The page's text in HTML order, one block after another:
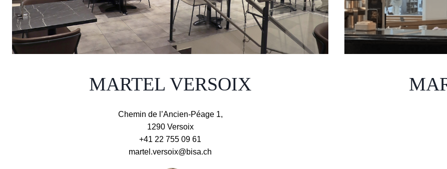
MARTEL VERSOIX
Chemin de l’Ancien-Péage 1​,
1290 Versoix
+41 22 755 09 61
martel.versoix@bisa.ch